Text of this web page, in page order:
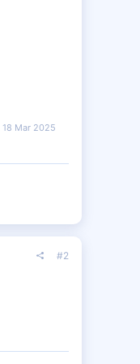
18 Mar 2025
#2